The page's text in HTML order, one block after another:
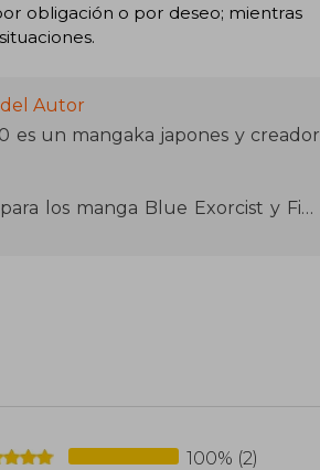
obligación o por deseo; mientras
Autor
es un mangaka japones y creador
los manga Blue Exorcist y Fire
de manga Kanou Yasuhro y
100% (2)